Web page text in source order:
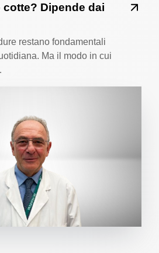
Dipende dai
restano fondamentali
Ma il modo in cui